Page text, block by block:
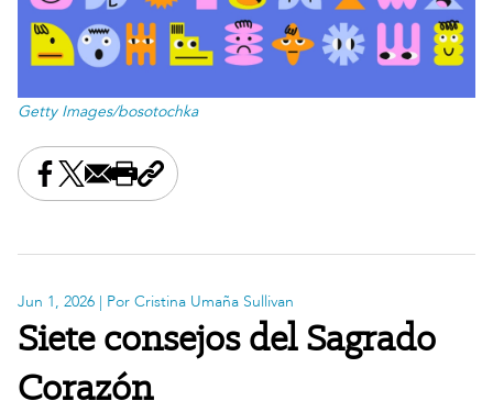
Getty Images/bosotochka
Share this on Facebook
Share this on X
Share this by email
Print this page
Copy the page address
Jun 1, 2026 | Por Cristina Umaña Sullivan
Siete consejos del Sagrado
Corazón